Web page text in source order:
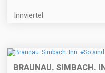
Innviertel
BRAUNAU. SIMBACH.